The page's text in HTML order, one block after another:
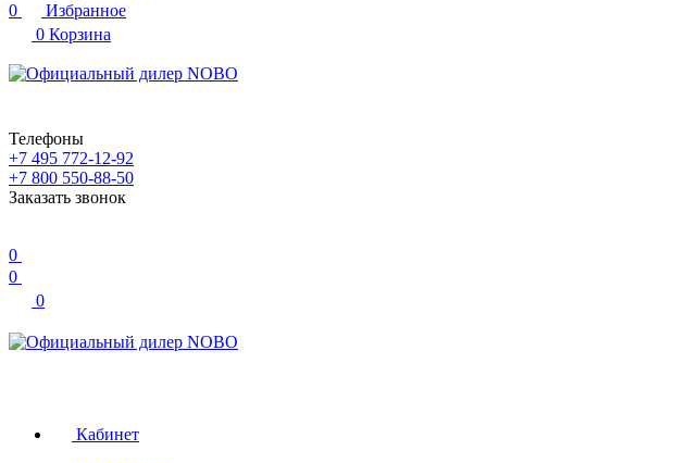
0
Избранное
0 Корзина
Телефоны
+7 495 772-12-92
+7 800 550-88-50
Заказать звонок
0
0
0
Кабинет